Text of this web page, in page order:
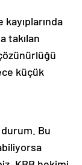
takılan
küçük
Bu